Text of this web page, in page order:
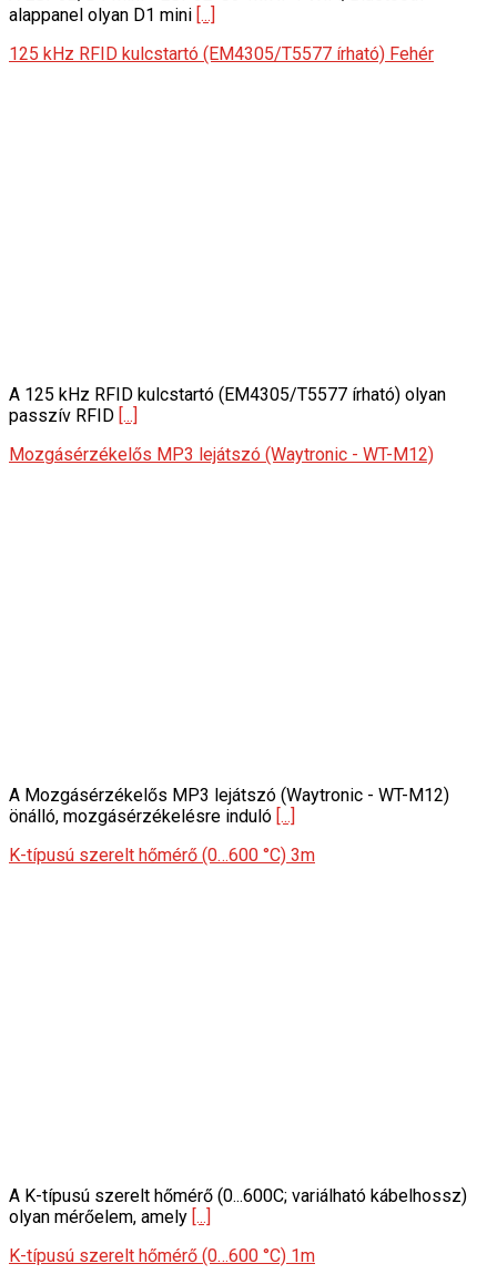
alappanel olyan D1 mini [...]
125 kHz RFID kulcstartó (EM4305/T5577 írható) Fehér
A 125 kHz RFID kulcstartó (EM4305/T5577 írható) olyan
passzív RFID [...]
Mozgásérzékelős MP3 lejátszó (Waytronic - WT-M12)
A Mozgásérzékelős MP3 lejátszó (Waytronic - WT-M12)
önálló, mozgásérzékelésre induló [...]
K-típusú szerelt hőmérő (0…600 °C) 3m
A K-típusú szerelt hőmérő (0...600C; variálható kábelhossz)
olyan mérőelem, amely [...]
K-típusú szerelt hőmérő (0…600 °C) 1m